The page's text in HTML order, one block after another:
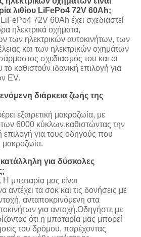
λιθίου LiFePo4 72V 60Ah;
72V 60Ah έχει σχεδιαστεί
ηλεκτρικά οχήματα,
των ηλεκτρικών αυτοκινήτων, των
και των ηλεκτρικών οχημάτων
σχεδιασμός του και οι
το καθιστούν ιδανική επιλογή για
EV.
διάρκεια ζωής της
εξαιρετική μακροζωία, με
6000 κύκλων.καθιστώντας την
επιλογή για τους οδηγούς που
μακροζωία.
για δύσκολες
μπαταρία μας είναι
αντέχει τα σοκ και τις δονήσεις με
ανταποκρινόμενη στα
για αντοχή.Οδηγήστε με
ότι η μπαταρία μας μπορεί
του δρόμου, παρέχοντας